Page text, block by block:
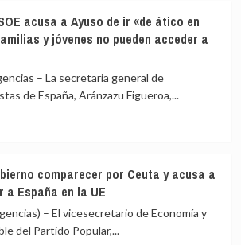
acusa a Ayuso de ir «de ático en
y jóvenes no pueden acceder a
– La secretaria general de
de España, Aránzazu Figueroa,...
comparecer por Ceuta y acusa a
a España en la UE
– El vicesecretario de Economía y
del Partido Popular,...